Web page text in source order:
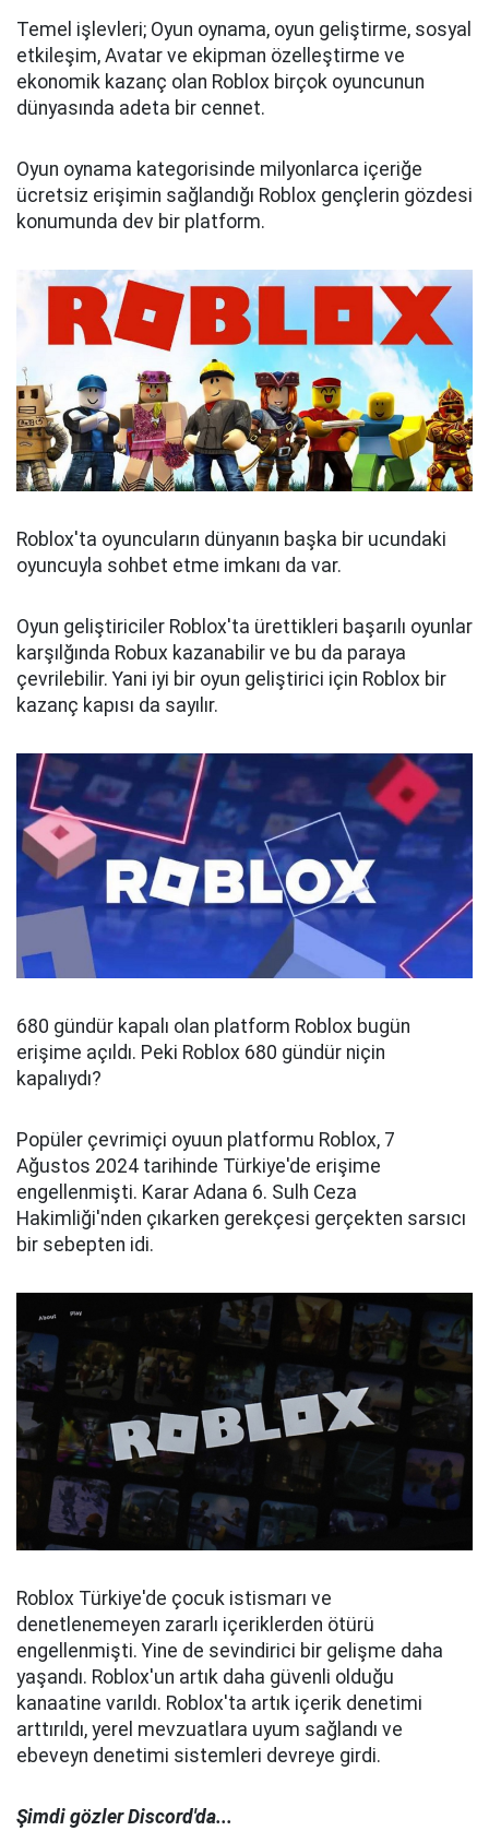
Temel işlevleri; Oyun oynama, oyun geliştirme, sosyal
etkileşim, Avatar ve ekipman özelleştirme ve
ekonomik kazanç olan Roblox birçok oyuncunun
dünyasında adeta bir cennet.
Oyun oynama kategorisinde milyonlarca içeriğe
ücretsiz erişimin sağlandığı Roblox gençlerin gözdesi
konumunda dev bir platform.
Roblox'ta oyuncuların dünyanın başka bir ucundaki
oyuncuyla sohbet etme imkanı da var.
Oyun geliştiriciler Roblox'ta ürettikleri başarılı oyunlar
karşılğında Robux kazanabilir ve bu da paraya
çevrilebilir. Yani iyi bir oyun geliştirici için Roblox bir
kazanç kapısı da sayılır.
680 gündür kapalı olan platform Roblox bugün
erişime açıldı. Peki Roblox 680 gündür niçin
kapalıydı?
Popüler çevrimiçi oyuun platformu Roblox, 7
Ağustos 2024 tarihinde Türkiye'de erişime
engellenmişti. Karar Adana 6. Sulh Ceza
Hakimliği'nden çıkarken gerekçesi gerçekten sarsıcı
bir sebepten idi.
Roblox Türkiye'de çocuk istismarı ve
denetlenemeyen zararlı içeriklerden ötürü
engellenmişti. Yine de sevindirici bir gelişme daha
yaşandı. Roblox'un artık daha güvenli olduğu
kanaatine varıldı. Roblox'ta artık içerik denetimi
arttırıldı, yerel mevzuatlara uyum sağlandı ve
ebeveyn denetimi sistemleri devreye girdi.
Şimdi gözler Discord'da...